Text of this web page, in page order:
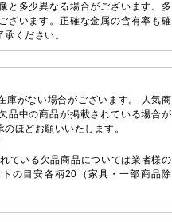
と多少異なる場合がございます。多
ざいます。正確な金属の含有率も確
ください。
庫がない場合がございます。 人気商
品中の商品が掲載されている場合が
ほどお願いいたします。
ている欠品商品については業者様の
の目安各柄20（家具・一部商品除